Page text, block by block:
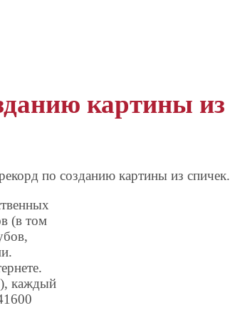
картины из
по созданию картины из спичек.
(в том
каждый